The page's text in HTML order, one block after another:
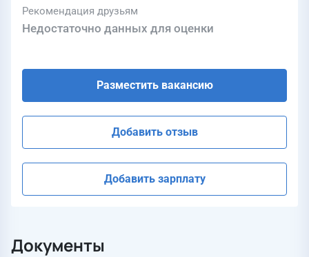
Рекомендация друзьям
Недостаточно данных для оценки
Разместить вакансию
Добавить отзыв
Добавить зарплату
Документы